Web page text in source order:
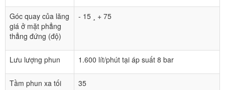
Góc quay của lăng
giá ở mặt phẳng
thẳng đứng (độ)
- 15 ¸ + 75
Lưu lượng phun 1.600 lít/phút tại áp suất 8 bar
Tầm phun xa tối
35